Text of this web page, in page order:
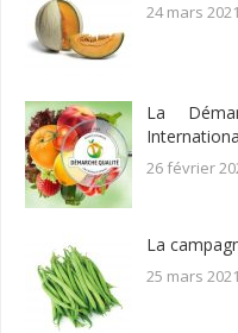
24 mars 2021
La
26 février
La
25 mars 2021